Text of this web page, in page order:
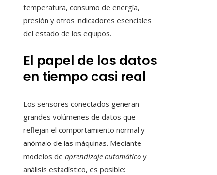
temperatura, consumo de energía,
presión y otros indicadores esenciales
del estado de los equipos.
El papel de los datos
en tiempo casi real
Los sensores conectados generan
grandes volúmenes de datos que
reflejan el comportamiento normal y
anómalo de las máquinas. Mediante
modelos de aprendizaje automático y
análisis estadístico, es posible: